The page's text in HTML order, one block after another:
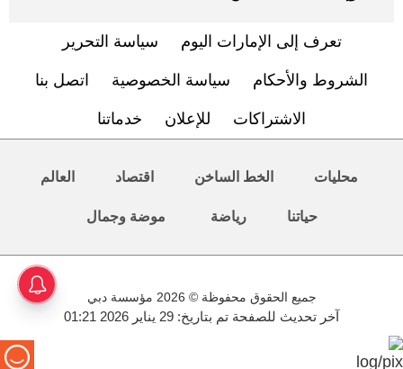
تعرف إلى الإمارات اليوم سياسة التحرير
الشروط والأحكام سياسة الخصوصية اتصل بنا
الاشتراكات للإعلان خدماتنا
محليات الخط الساخن اقتصاد العالم
حياتنا رياضة موضة وجمال
جميع الحقوق محفوظة © 2026 مؤسسة دبي
آخر تحديث للصفحة تم بتاريخ: 29 يناير 2026 01:21